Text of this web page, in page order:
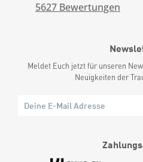
5627 Bewertungen
Meldet Euch jetzt für unseren
Neuigkeiten der